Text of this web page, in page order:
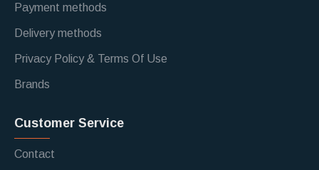
Payment methods
Delivery methods
Privacy Policy & Terms Of Use
Brands
Customer Service
Contact